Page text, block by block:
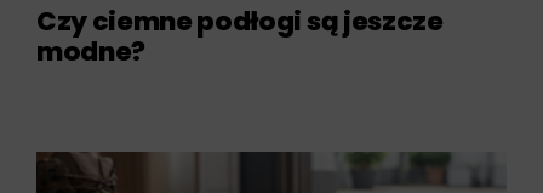
Czy ciemne podłogi są jeszcze
modne?